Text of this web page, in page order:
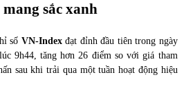
cập nhật xếp hạng tín nhiệm của
2022
khoán ngày 30/5/2022: Top 10 cổ phiếu nổi bật
sắc xanh
số VN-Indexđạt đỉnh đầu tiên trong ngày
9h44, tăng hơn 26 điểm so với giá tham
sau khi trải qua một tuần hoạt động hiệu